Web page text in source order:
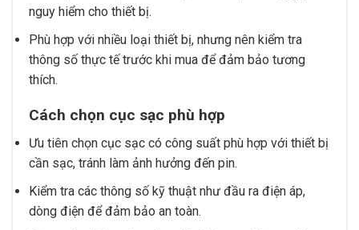
nguy hiểm cho thiết bị.
Phù hợp với nhiều loại thiết bị, nhưng nên kiểm tra
thông số thực tế trước khi mua để đảm bảo tương
thích.
Cách chọn cục sạc phù hợp
Ưu tiên chọn cục sạc có công suất phù hợp với thiết bị
cần sạc, tránh làm ảnh hưởng đến pin.
Kiểm tra các thông số kỹ thuật như đầu ra điện áp,
dòng điện để đảm bảo an toàn.